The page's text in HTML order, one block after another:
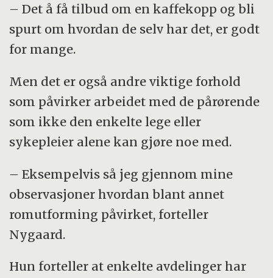
– Det å få tilbud om en kaffekopp og bli
spurt om hvordan de selv har det, er godt
for mange.
Men det er også andre viktige forhold
som påvirker arbeidet med de pårørende
som ikke den enkelte lege eller
sykepleier alene kan gjøre noe med.
– Eksempelvis så jeg gjennom mine
observasjoner hvordan blant annet
romutforming påvirket, forteller
Nygaard.
Hun forteller at enkelte avdelinger har